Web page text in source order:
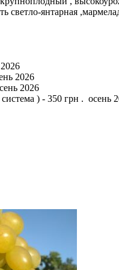
светло-янтарная
2026
2026
) - 350 грн . осень